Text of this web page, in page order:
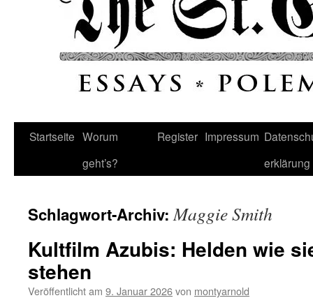
Startseite Worum
geht’s?
Register Impressum
erklärung
Schlagwort-Archiv:Maggie Smith
Kultfilm Azubis: Helden wie
stehen
Veröffentlicht am 9. Januar 2026von montyarnold